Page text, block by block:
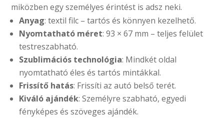
miközben egy személyes érintést is adsz neki.
Anyag: textil filc – tartós és könnyen kezelhető.
Nyomtatható méret: 93 × 67 mm – teljes felület
testreszabható.
Szublimációs technológia: Mindkét oldal
nyomtatható éles és tartós mintákkal.
Frissítő hatás: Frissíti az autó belső terét.
Kiváló ajándék: Személyre szabható, egyedi
fényképes és szöveges ajándék.